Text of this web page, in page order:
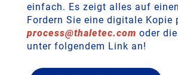
einfach. Es zeigt alles auf
Fordern Sie eine digitale Kopie
process@thaletec.com oder
unter folgendem Link an!